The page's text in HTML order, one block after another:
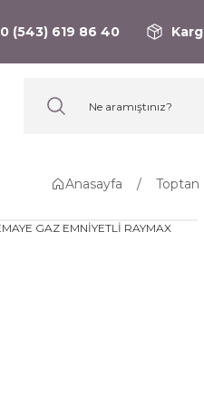
0 (543) 619 86 40
Anasayfa Toptan